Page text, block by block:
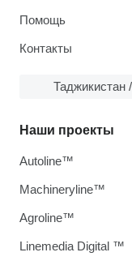
Помощь
Контакты
Таджикистан
Наши проекты
Autoline™
Machineryline™
Agroline™
Linemedia Digital ™